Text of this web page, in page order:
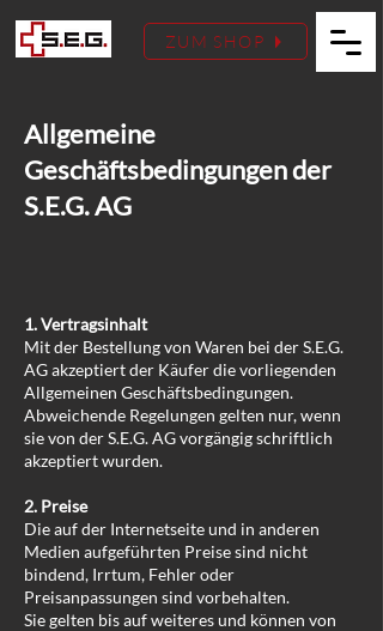
ZUM SHOP
Allgemeine
Geschäftsbedingungen der
S.E.G. AG
1. Vertragsinhalt
Mit der Bestellung von Waren bei der S.E.G.
AG akzeptiert der Käufer die vorliegenden
Allgemeinen Geschäftsbedingungen.
Abweichende Regelungen gelten nur, wenn
sie von der S.E.G. AG vorgängig schriftlich
akzeptiert wurden.
2. Preise
Die auf der Internetseite und in anderen
Medien aufgeführten Preise sind nicht
bindend, Irrtum, Fehler oder
Preisanpassungen sind vorbehalten.
Sie gelten bis auf weiteres und können von